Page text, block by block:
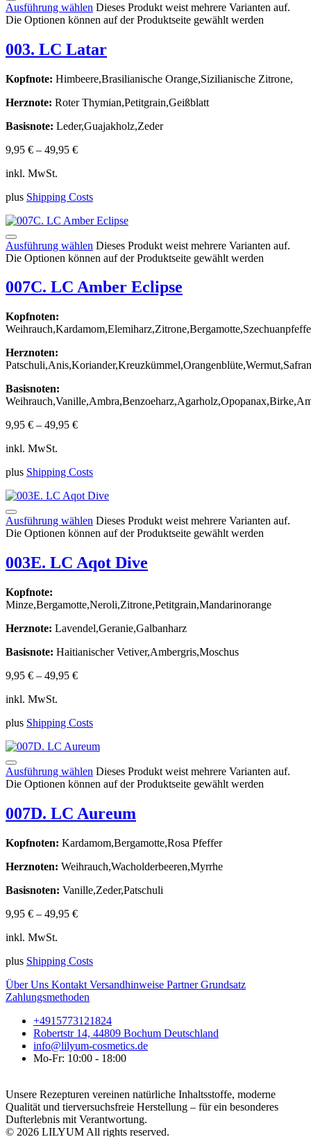
Ausführung wählen Dieses Produkt weist mehrere Varianten auf.
Die Optionen können auf der Produktseite gewählt werden
003. LC Latar
Kopfnote: Himbeere,Brasilianische Orange,Sizilianische Zitrone,
Herznote: Roter Thymian,Petitgrain,Geißblatt
Basisnote: Leder,Guajakholz,Zeder
9,95 € – 49,95 €
inkl. MwSt.
plus Shipping Costs
Ausführung wählen Dieses Produkt weist mehrere Varianten auf.
Die Optionen können auf der Produktseite gewählt werden
007C. LC Amber Eclipse
Kopfnoten:
Herznoten:
Basisnoten:
9,95 € – 49,95 €
inkl. MwSt.
plus Shipping Costs
Ausführung wählen Dieses Produkt weist mehrere Varianten auf.
Die Optionen können auf der Produktseite gewählt werden
003E. LC Aqot Dive
Kopfnote:
Minze,Bergamotte,Neroli,Zitrone,Petitgrain,Mandarinorange
Herznote: Lavendel,Geranie,Galbanharz
Basisnote: Haitianischer Vetiver,Ambergris,Moschus
9,95 € – 49,95 €
inkl. MwSt.
plus Shipping Costs
Ausführung wählen Dieses Produkt weist mehrere Varianten auf.
Die Optionen können auf der Produktseite gewählt werden
007D. LC Aureum
Kopfnoten: Kardamom,Bergamotte,Rosa Pfeffer
Herznoten: Weihrauch,Wacholderbeeren,Myrrhe
Basisnoten: Vanille,Zeder,Patschuli
9,95 € – 49,95 €
inkl. MwSt.
plus Shipping Costs
Über Uns Kontakt Versandhinweise PartnerGrundsatz
Zahlungsmethoden
+4915773121824
Robertstr 14, 44809 Bochum Deutschland
info@lilyum-cosmetics.de
Mo-Fr: 10:00 - 18:00
Unsere Rezepturen vereinen natürliche Inhaltsstoffe, moderne
Qualität und tierversuchsfreie Herstellung – für ein besonderes
Dufterlebnis mit Verantwortung.
© 2026 LILYUM All rights reserved.